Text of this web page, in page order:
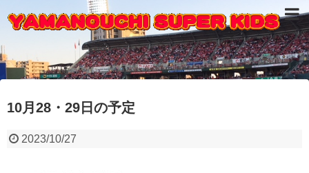
10月28・29日の予定
2023/10/27